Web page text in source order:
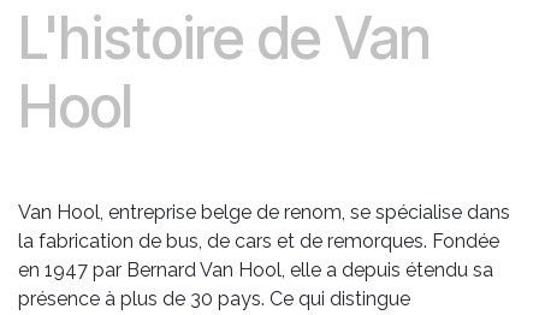
L'histoire de Van
Hool
Van Hool, entreprise belge de renom, se spécialise dans
la fabrication de bus, de cars et de remorques. Fondée
en 1947 par Bernard Van Hool, elle a depuis étendu sa
présence à plus de 30 pays. Ce qui distingue